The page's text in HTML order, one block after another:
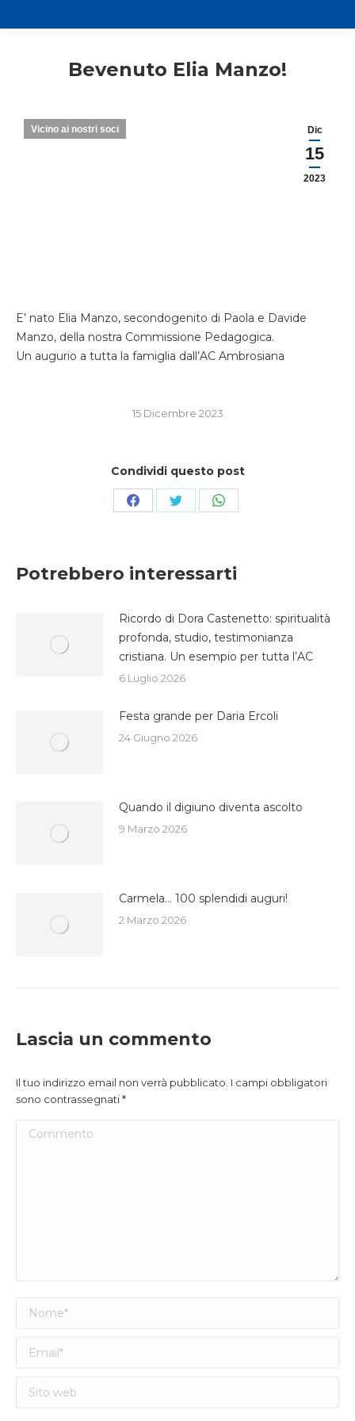
Bevenuto Elia Manzo!
Dic
15
2023
Vicino ai nostri soci
E’ nato Elia Manzo, secondogenito di Paola e Davide
Manzo, della nostra Commissione Pedagogica.
Un augurio a tutta la famiglia dall’AC Ambrosiana
15 Dicembre 2023
Condividi questo post
CondividiCondividiCondividi
Potrebbero interessarti
Ricordo di Dora Castenetto: spiritualità
profonda, studio, testimonianza
cristiana. Un esempio per tutta l’AC
6 Luglio 2026
Festa grande per Daria Ercoli
24 Giugno 2026
Quando il digiuno diventa ascolto
9 Marzo 2026
Carmela… 100 splendidi auguri!
2 Marzo 2026
Lascia un commento
Il tuo indirizzo email non verrà pubblicato. I campi obbligatori
sono contrassegnati*
Commento
Nome *
Email *
Sito web